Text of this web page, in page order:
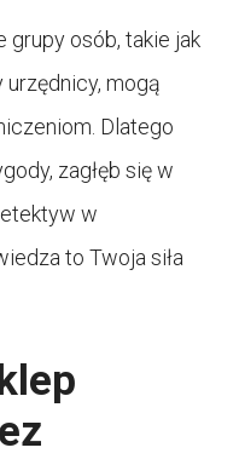
grupy osób, takie jak
urzędnicy, mogą
Dlatego
zagłęb się w
w
to Twoja siła